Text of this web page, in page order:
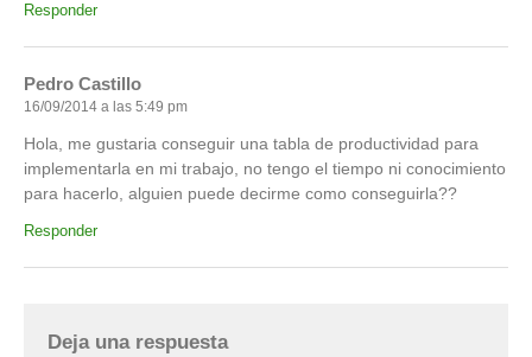
Responder
Pedro Castillo
16/09/2014 a las 5:49 pm
Hola, me gustaria conseguir una tabla de productividad para
implementarla en mi trabajo, no tengo el tiempo ni conocimiento
para hacerlo, alguien puede decirme como conseguirla??
Responder
Deja una respuesta